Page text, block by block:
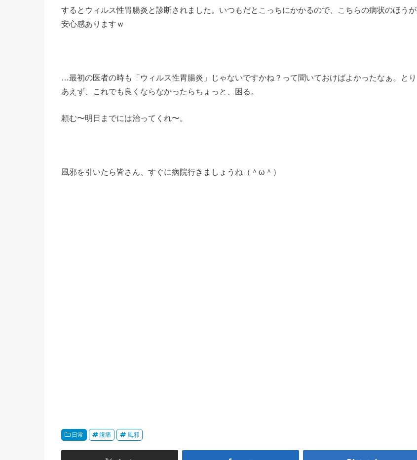
するとウィルス性胃腸炎と診断されました。いつもだとこっちにかかるので、こちらの病状のほうが
安心感ありますｗ
…最初の医者の時も「ウィルス性胃腸炎」じゃないですかね？って聞いておけばよかったなぁ。とり
あえず、これでも良くならなかったらちょっと、困る。
頼む〜明日までには治ってくれ〜。
風邪を引いたら皆さん、すぐに病院行きましょうね（＾ω＾）
日常 腹痛 風邪